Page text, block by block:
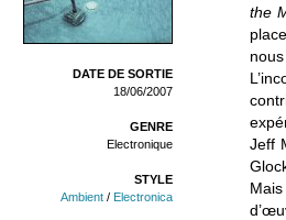
DATE DE SORTIE
18/06/2007
GENRE
Electronique
STYLE
Ambient / Electronica
the
Jeff